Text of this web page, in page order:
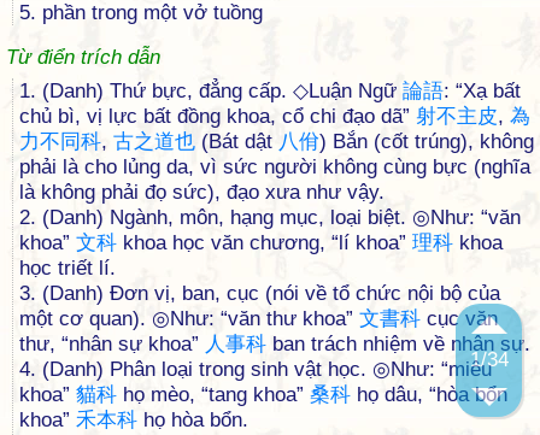
1/34
5. phần trong một vở tuồng
Từ điển trích dẫn
1. (Danh) Thứ bực, đẳng cấp. ◇Luận Ngữ 論語: “Xạ bất
chủ bì, vị lực bất đồng khoa, cổ chi đạo dã” 射不主皮, 為
力不同科, 古之道也 (Bát dật 八佾) Bắn (cốt trúng), không
phải là cho lủng da, vì sức người không cùng bực (nghĩa
là không phải đọ sức), đạo xưa như vậy.
2. (Danh) Ngành, môn, hạng mục, loại biệt. ◎Như: “văn
khoa” 文科 khoa học văn chương, “lí khoa” 理科 khoa
học triết lí.
3. (Danh) Đơn vị, ban, cục (nói về tổ chức nội bộ của
một cơ quan). ◎Như: “văn thư khoa” 文書科 cục văn
thư, “nhân sự khoa” 人事科 ban trách nhiệm về nhân sự.
4. (Danh) Phân loại trong sinh vật học. ◎Như: “miêu
khoa” 貓科 họ mèo, “tang khoa” 桑科 họ dâu, “hòa bổn
khoa” 禾本科 họ hòa bổn.